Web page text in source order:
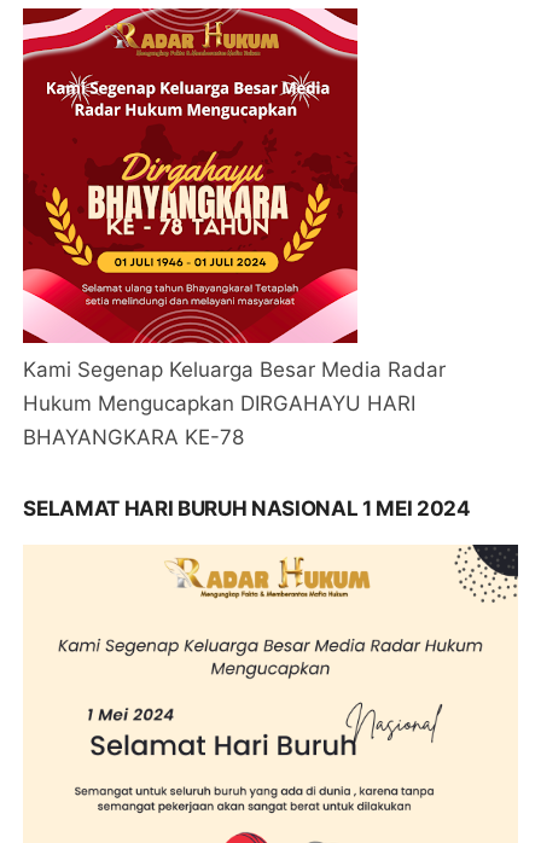
Kami Segenap Keluarga Besar Media Radar
Hukum Mengucapkan DIRGAHAYU HARI
BHAYANGKARA KE-78
SELAMAT HARI BURUH NASIONAL 1 MEI 2024